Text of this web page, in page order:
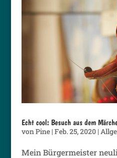
Echt cool: Besuch aus dem
von Pine| Feb. 25, 2020|
Mein Bürgermeister